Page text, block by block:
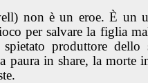
non è un eroe. È un
per salvare la figlia
produttore dello
paura in share, la